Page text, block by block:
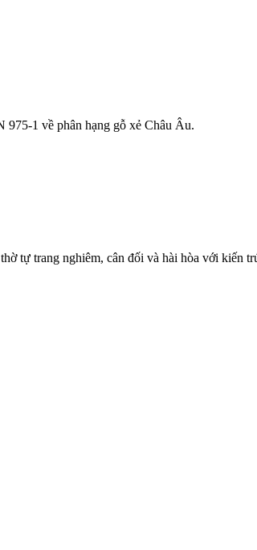
975-1 về phân hạng gỗ xẻ Châu Âu.
tự trang nghiêm, cân đối và hài hòa với kiến